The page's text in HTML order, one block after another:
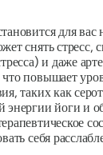
для
снять стресс,
и даже
повышает
таких как
энергии йоги и
себя